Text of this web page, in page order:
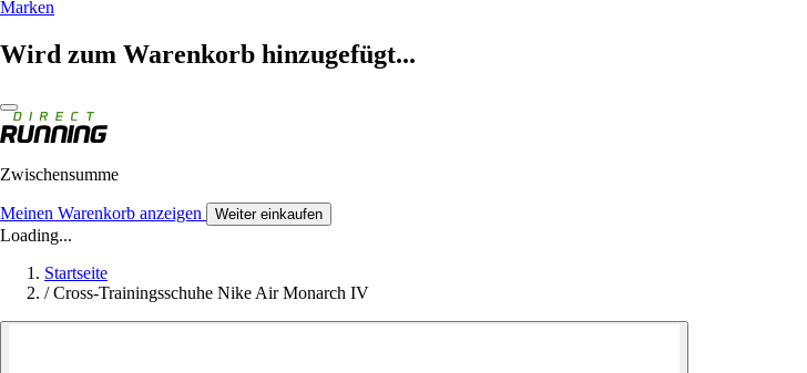
Marken
Wird zum Warenkorb hinzugefügt...
Zwischensumme
Meinen Warenkorb anzeigen Weiter einkaufen
Loading...
Startseite
/ Cross-Trainingsschuhe Nike Air Monarch IV